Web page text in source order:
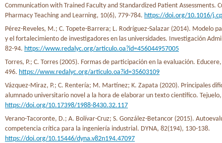
Communication with Trained Faculty and Standardized Patient Assessments.
Pharmacy Teaching and Learning, 10(6), 779-784. https://doi.org/10.1016/
Pérez-Reveles, M.; C. Topete-Barrera; L. Rodríguez-Salazar (2014). Modelo
y el fortalecimiento de investigadores en las universidades. Investigación
82-94. https://www.redalyc.org/articulo.oa?id=456044957005
Torres, P.; C. Torres (2005). Formas de participación en la evaluación.
496. https://www.redalyc.org/articulo.oa?id=35603109
Vázquez-Miraz, P.; C. Rentería; M. Martínez; K. Zapata (2020). Principales
alumnado universitario novel a la hora de elaborar un texto científico.
https://doi.org/10.17398/1988-8430.32.117
Verano-Tacoronte, D.; A. Bolívar-Cruz; S. González-Betancor (2015).
competencia crítica para la ingeniería industrial. DYNA, 82(194), 130-138.
https://doi.org/10.15446/dyna.v82n194.47097